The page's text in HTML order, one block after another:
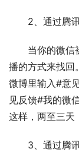
2、通过腾讯
当你的微信被
播的方式来找回
微博里输入#意
见反馈#我的微
这样，两至三天
3、通过腾讯